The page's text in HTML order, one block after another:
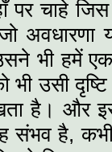
पर चाहे
अवधारणा
भी हमें
भी उसी
है। और
है, कभी-